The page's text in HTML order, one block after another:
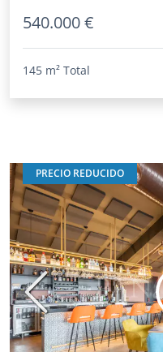
540.000 €
145 m² Total
PRECIO REDUCIDO
Anterior